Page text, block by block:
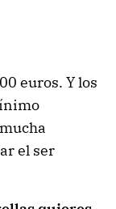
euros. Y los
el ser